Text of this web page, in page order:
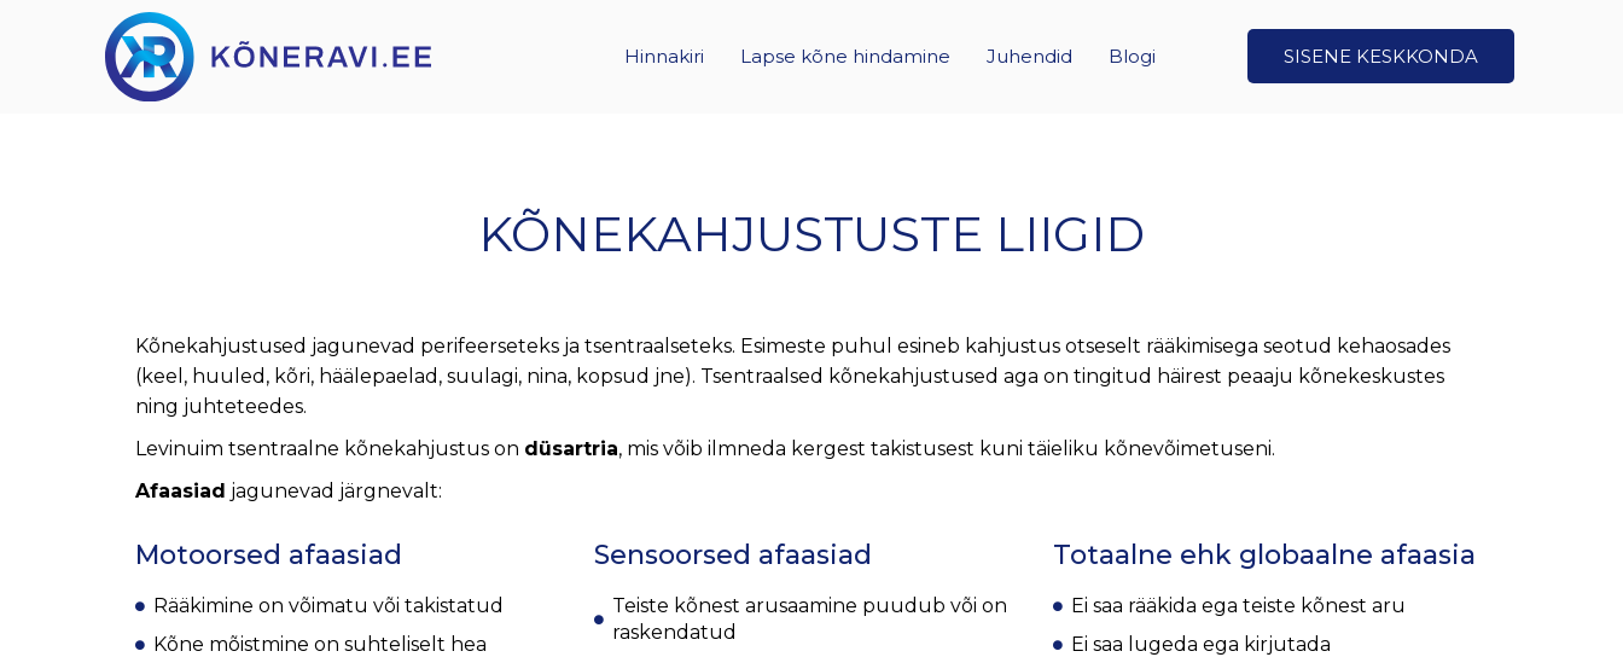
Hinnakiri Lapse kõne hindamine Juhendid Blogi SISENE KESKKONDA
KÕNEKAHJUSTUSTE LIIGID
Kõnekahjustused jagunevad perifeerseteks ja tsentraalseteks. Esimeste puhul esineb kahjustus otseselt rääkimisega seotud kehaosades
(keel, huuled, kõri, häälepaelad, suulagi, nina, kopsud jne). Tsentraalsed kõnekahjustused aga on tingitud häirest peaaju kõnekeskustes
ning juhteteedes.
Levinuim tsentraalne kõnekahjustus on düsartria, mis võib ilmneda kergest takistusest kuni täieliku kõnevõimetuseni.
Afaasiad jagunevad järgnevalt:
Motoorsed afaasiad
Rääkimine on võimatu või takistatud
Kõne mõistmine on suhteliselt hea
Sensoorsed afaasiad
Teiste kõnest arusaamine puudub või on
raskendatud
Totaalne ehk globaalne afaasia
Ei saa rääkida ega teiste kõnest aru
Ei saa lugeda ega kirjutada